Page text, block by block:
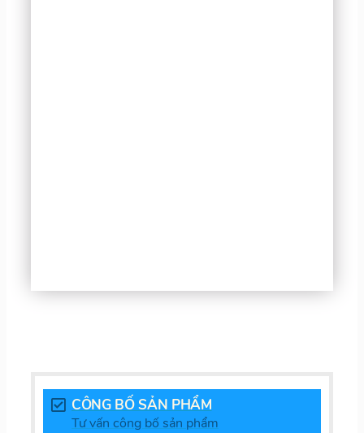
CÔNG BỐ SẢN PHẨM
Tư vấn công bố sản phẩm